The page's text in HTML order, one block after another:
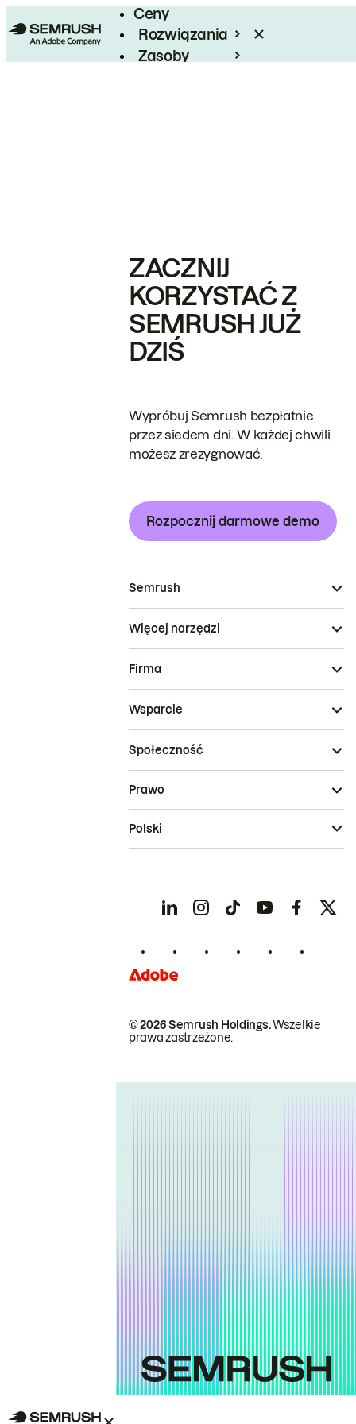
Ceny
Rozwiązania
Zasoby
ZACZNIJ
KORZYSTAĆ Z
SEMRUSH JUŻ
DZIŚ
Wypróbuj Semrush bezpłatnie
przez siedem dni. W każdej chwili
możesz zrezygnować.
Rozpocznij darmowe demo
Semrush
Więcej narzędzi
Firma
Wsparcie
Społeczność
© 2026 Semrush Holdings.Wszelkie
prawa zastrzeżone.
Prawo
Polski